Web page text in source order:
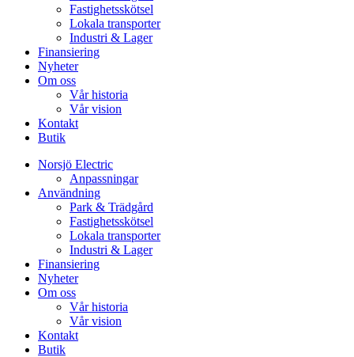
Fastighetsskötsel
Lokala transporter
Industri & Lager
Finansiering
Nyheter
Om oss
Vår historia
Vår vision
Kontakt
Butik
Norsjö Electric
Anpassningar
Användning
Park & Trädgård
Fastighetsskötsel
Lokala transporter
Industri & Lager
Finansiering
Nyheter
Om oss
Vår historia
Vår vision
Kontakt
Butik